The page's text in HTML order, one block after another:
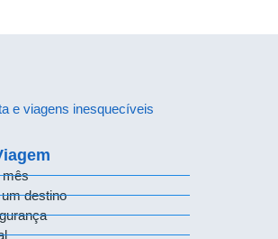
e viagens inesquecíveis
mês
destino